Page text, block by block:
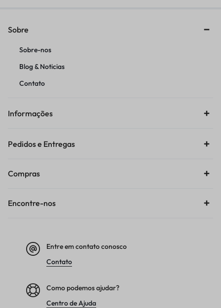
Sobre
Sobre-nos
Blog & Noticias
Contato
Informações
Pedidos e Entregas
Compras
Encontre-nos
Entre em contato conosco
Contato
Como podemos ajudar?
Centro de Ajuda